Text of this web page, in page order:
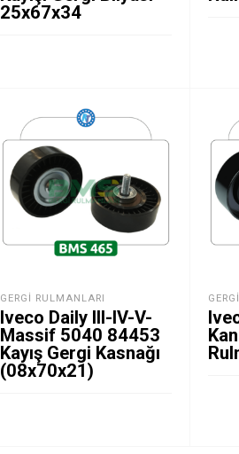
25x67x34
GERGI RULMANLARI
Iveco Daily III-IV-V-
Massif 5040 84453
Kayış Gergi Kasnağı
(08x70x21)